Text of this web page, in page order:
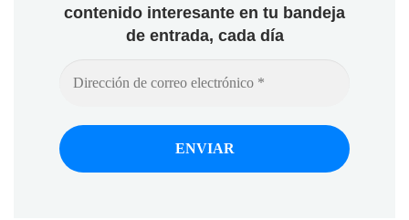
contenido interesante en tu bandeja
de entrada, cada día